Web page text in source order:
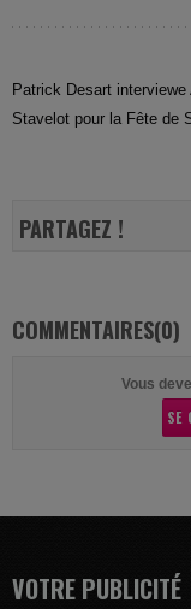
Patrick Desart
Stavelot pour la Fête de
PARTAGEZ !
COMMENTAIRES(0)
Vous
SE
VOTRE PUBLICITÉ